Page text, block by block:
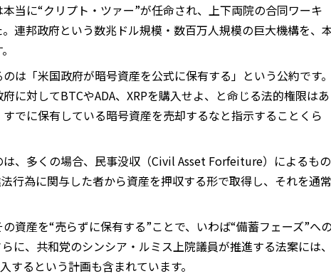
当に“クリプト・ツァー”が任命され、上下両院の合同ワーキ
連邦政府という数兆ドル規模・数百万人規模の巨大機構を、
は「米国政府が暗号資産を公式に保有する」という公約です
に対してBTCやADA、XRPを購入せよ、と命じる法的権限はあ
でに保有している暗号資産を売却するなと指示することくら
、多くの場合、民事没収（Civil Asset Forfeiture）によるもの
行為に関与した者から資産を押収する形で取得し、それを通常
資産を“売らずに保有する”ことで、いわば“備蓄フェーズ”へ
に、共和党のシンシア・ルミス上院議員が推進する法案には
するという計画も含まれています。